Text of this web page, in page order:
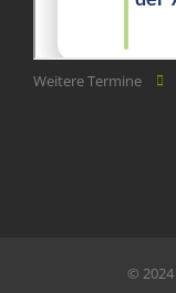
Weitere Termine
© 2024